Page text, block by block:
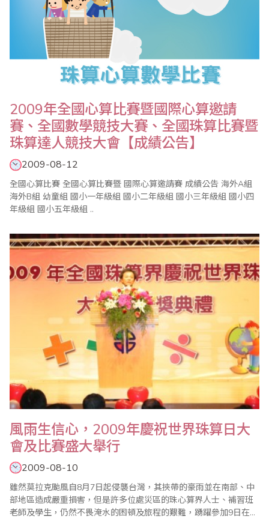
2009年全國心算比賽暨國際心算邀請
賽、全國數學競技大賽、全國珠算比賽暨
珠算達人競技大會【成績公告】
2009-08-12
全國心算比賽 全國心算比賽暨 國際心算邀請賽 成績公告 海外A組
海外B組 幼童組 國小一年級組 國小二年級組 國小三年級組 國小四
年級組 國小五年級組 ..
風雨生信心，2009年慶祝世界珠算日大
會及比賽盛大舉行
2009-08-10
雖然莫拉克颱風自8月7日起侵襲台灣，其挾帶的豪雨並在南部、中
部地區造成嚴重損害，但是許多位處災區的珠心算界人士、補習班
老師及學生，仍然不畏淹水的困頓及旅程的艱難，踴躍參加9日在台